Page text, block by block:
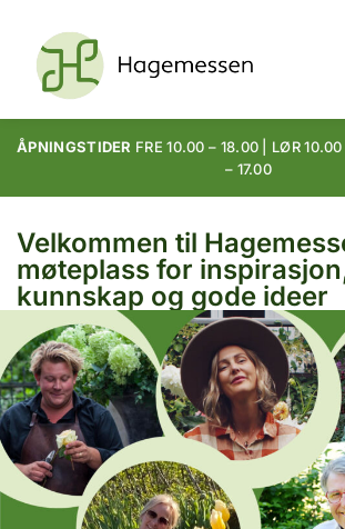
ÅPNINGSTIDER FRE 10.00 – 18.00 | LØR
– 17.00
Velkommen til
møteplass for
kunnskap og gode ideer